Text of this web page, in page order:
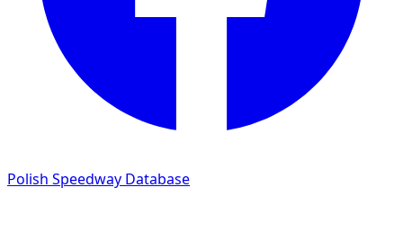
Polish Speedway Database